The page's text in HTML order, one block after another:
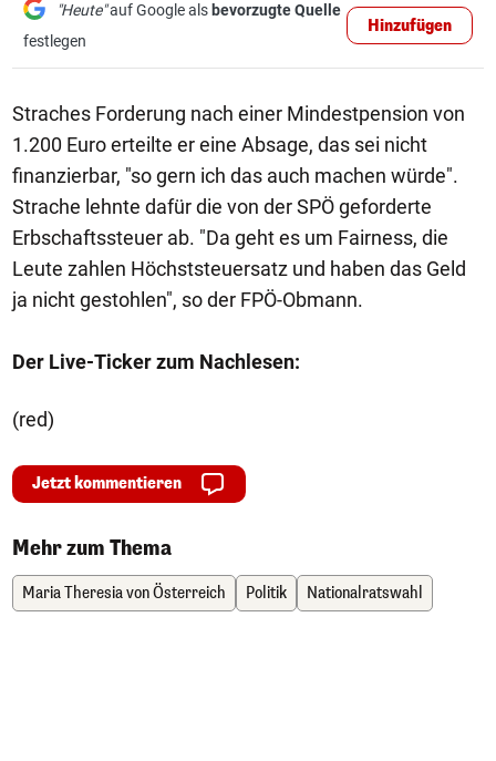
"Heute"auf Google als bevorzugte Quelle
festlegen
Hinzufügen
Straches Forderung nach einer Mindestpension von
1.200 Euro erteilte er eine Absage, das sei nicht
finanzierbar, "so gern ich das auch machen würde".
Strache lehnte dafür die von der SPÖ geforderte
Erbschaftssteuer ab. "Da geht es um Fairness, die
Leute zahlen Höchststeuersatz und haben das Geld
ja nicht gestohlen", so der FPÖ-Obmann.
Der Live-Ticker zum Nachlesen:
(red)
Jetzt kommentieren
Mehr zum Thema
Maria Theresia von Österreich Politik Nationalratswahl